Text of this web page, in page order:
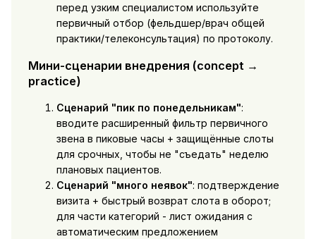
перед узким специалистом используйте
первичный отбор (фельдшер/врач общей
практики/телеконсультация) по протоколу.
Мини-сценарии внедрения (concept →
practice)
Сценарий "пик по понедельникам":
вводите расширенный фильтр первичного
звена в пиковые часы + защищённые слоты
для срочных, чтобы не "съедать" неделю
плановых пациентов.
Сценарий "много неявок": подтверждение
визита + быстрый возврат слота в оборот;
для части категорий - лист ожидания с
автоматическим предложением